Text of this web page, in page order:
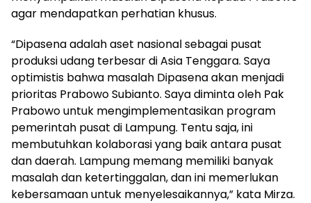
agar mendapatkan perhatian khusus.
“Dipasena adalah aset nasional sebagai pusat
produksi udang terbesar di Asia Tenggara. Saya
optimistis bahwa masalah Dipasena akan menjadi
prioritas Prabowo Subianto. Saya diminta oleh Pak
Prabowo untuk mengimplementasikan program
pemerintah pusat di Lampung. Tentu saja, ini
membutuhkan kolaborasi yang baik antara pusat
dan daerah. Lampung memang memiliki banyak
masalah dan ketertinggalan, dan ini memerlukan
kebersamaan untuk menyelesaikannya,” kata Mirza.